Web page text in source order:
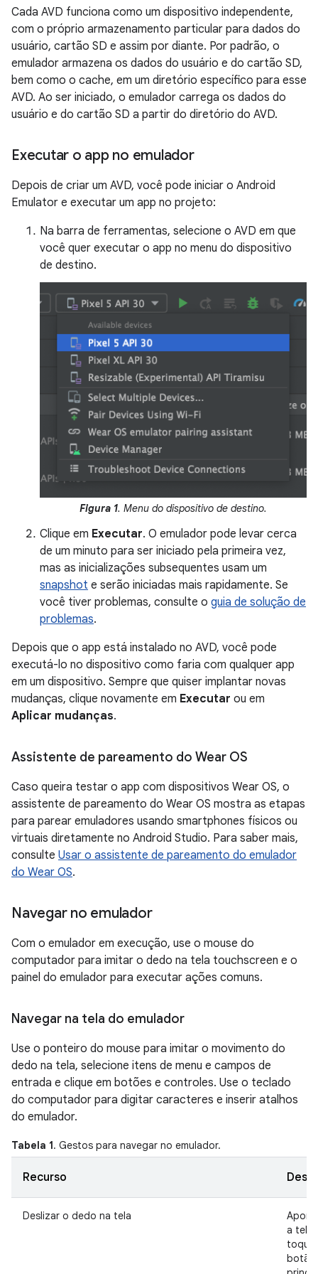
Cada AVD funciona como um dispositivo independente,
com o próprio armazenamento particular para dados do
usuário, cartão SD e assim por diante. Por padrão, o
emulador armazena os dados do usuário e do cartão SD,
bem como o cache, em um diretório específico para esse
AVD. Ao ser iniciado, o emulador carrega os dados do
usuário e do cartão SD a partir do diretório do AVD.
Executar o app no emulador
Depois de criar um AVD, você pode iniciar o Android
Emulator e executar um app no projeto:
Na barra de ferramentas, selecione o AVD em que
você quer executar o app no menu do dispositivo
de destino.
Figura 1. Menu do dispositivo de destino.
Clique em Executar. O emulador pode levar cerca
de um minuto para ser iniciado pela primeira vez,
mas as inicializações subsequentes usam um
snapshot e serão iniciadas mais rapidamente. Se
você tiver problemas, consulte o guia de solução de
problemas.
Depois que o app está instalado no AVD, você pode
executá-lo no dispositivo como faria com qualquer app
em um dispositivo. Sempre que quiser implantar novas
mudanças, clique novamente em Executar ou em
Aplicar mudanças.
Assistente de pareamento do Wear OS
Caso queira testar o app com dispositivos Wear OS, o
assistente de pareamento do Wear OS mostra as etapas
para parear emuladores usando smartphones físicos ou
virtuais diretamente no Android Studio. Para saber mais,
consulte Usar o assistente de pareamento do emulador
do Wear OS.
Navegar no emulador
Com o emulador em execução, use o mouse do
computador para imitar o dedo na tela touchscreen e o
painel do emulador para executar ações comuns.
Navegar na tela do emulador
Use o ponteiro do mouse para imitar o movimento do
dedo na tela, selecione itens de menu e campos de
entrada e clique em botões e controles. Use o teclado
do computador para digitar caracteres e inserir atalhos
do emulador.
Tabela 1. Gestos para navegar no emulador.
Recurso
Deslizar o dedo na tela
a tela,
toque
botão